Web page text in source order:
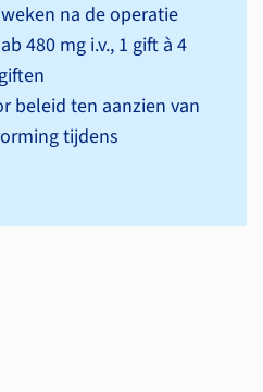
na de operatie
480 mg i.v., 1 gift à 4
beleid ten aanzien van
tijdens